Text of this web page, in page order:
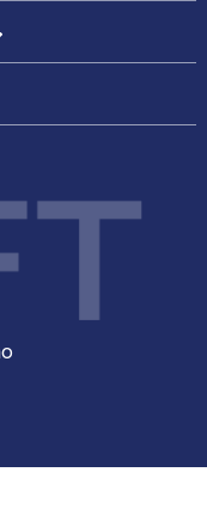
relevante tjenester
Vi er veldig flinke på
som så enkel og
– alle tjenester.